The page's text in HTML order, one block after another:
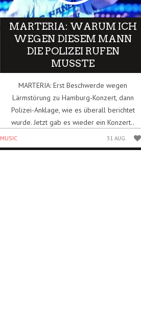
MARTERIA: WARUM ICH
WEGEN DIESEM MANN
DIE POLIZEI RUFEN
MUSSTE
MARTERIA: Erst Beschwerde wegen
Lärmstörung zu Hamburg-Konzert, dann
Polizei-Anklage, wie es überall berichtet
wurde. Jetzt gab es wieder ein Konzert..
MUSIC 31 AUG.